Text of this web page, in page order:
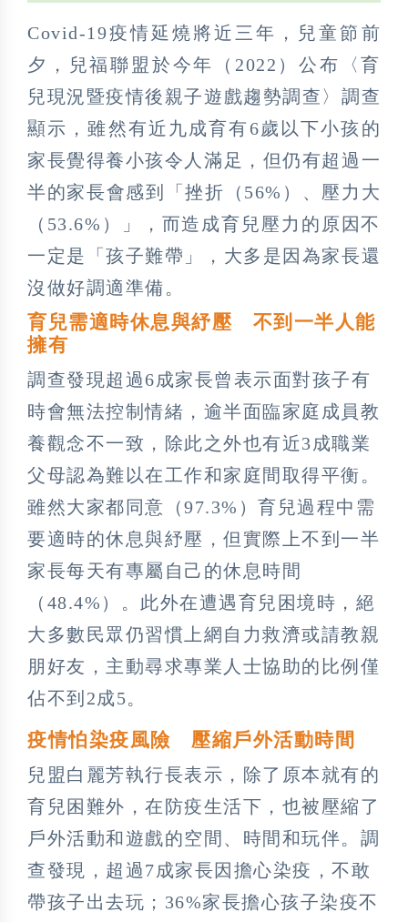
Covid-19疫情延燒將近三年，兒童節前
夕，兒福聯盟於今年（2022）公布〈育
兒現況暨疫情後親子遊戲趨勢調查〉調查
顯示，雖然有近九成育有6歲以下小孩的
家長覺得養小孩令人滿足，但仍有超過一
半的家長會感到「挫折（56%）、壓力大
（53.6%）」，而造成育兒壓力的原因不
一定是「孩子難帶」，大多是因為家長還
沒做好調適準備。
育兒需適時休息與紓壓 不到一半人能
擁有
調查發現超過6成家長曾表示面對孩子有
時會無法控制情緒，逾半面臨家庭成員教
養觀念不一致，除此之外也有近3成職業
父母認為難以在工作和家庭間取得平衡。
雖然大家都同意（97.3%）育兒過程中需
要適時的休息與紓壓，但實際上不到一半
家長每天有專屬自己的休息時間
（48.4%）。此外在遭遇育兒困境時，絕
大多數民眾仍習慣上網自力救濟或請教親
朋好友，主動尋求專業人士協助的比例僅
佔不到2成5。
疫情怕染疫風險 壓縮戶外活動時間
兒盟白麗芳執行長表示，除了原本就有的
育兒困難外，在防疫生活下，也被壓縮了
戶外活動和遊戲的空間、時間和玩伴。調
查發現，超過7成家長因擔心染疫，不敢
帶孩子出去玩；36%家長擔心孩子染疫不